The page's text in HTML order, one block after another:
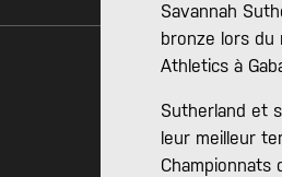
Savannah
bronze lors du
Athletics à
Sutherland et
leur meilleur
Championnats